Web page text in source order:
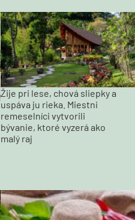
Žije pri lese, chová sliepky a
uspáva ju rieka. Miestni
remeselníci vytvorili
bývanie, ktoré vyzerá ako
malý raj